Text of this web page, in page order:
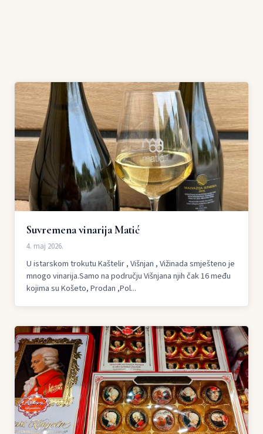
Suvremena vinarija Matić
4. maj 2026.
U istarskom trokutu Kaštelir , Višnjan , Vižinada smješteno je
mnogo vinarija.Samo na području Višnjana njih čak 16 među
kojima su Košeto, Prodan ,Pol...